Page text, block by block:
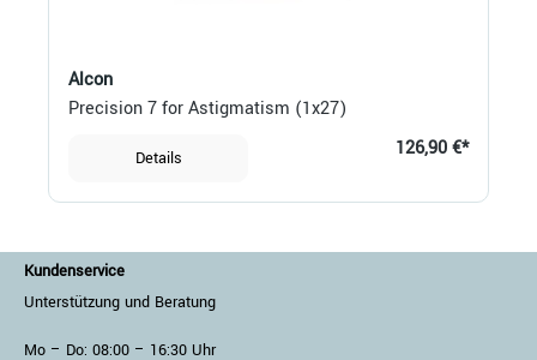
Alcon
Precision 7 for Astigmatism (1x27)
Details 126,90 €*
Kundenservice
Unterstützung und Beratung
Mo – Do: 08:00 – 16:30 Uhr